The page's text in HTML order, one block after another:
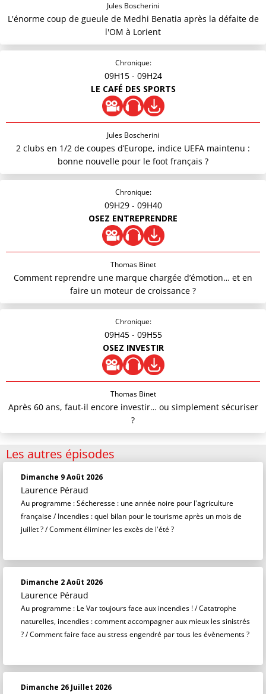
Jules Boscherini
L'énorme coup de gueule de Medhi Benatia après la défaite de
l'OM à Lorient
Chronique:
09H15 - 09H24
LE CAFÉ DES SPORTS
Jules Boscherini
2 clubs en 1/2 de coupes d’Europe, indice UEFA maintenu :
bonne nouvelle pour le foot français ?
Chronique:
09H29 - 09H40
OSEZ ENTREPRENDRE
Thomas Binet
Comment reprendre une marque chargée d’émotion… et en
faire un moteur de croissance ?
Chronique:
09H45 - 09H55
OSEZ INVESTIR
Thomas Binet
Après 60 ans, faut-il encore investir… ou simplement sécuriser
?
Les autres épisodes
Dimanche 9 Août 2026
Laurence Péraud
Au programme : Sécheresse : une année noire pour l'agriculture
française / Incendies : quel bilan pour le tourisme après un mois de
juillet ? / Comment éliminer les excès de l'été ?
Dimanche 2 Août 2026
Laurence Péraud
Au programme : Le Var toujours face aux incendies ! / Catatrophe
naturelles, incendies : comment accompagner aux mieux les sinistrés
? / Comment faire face au stress engendré par tous les évènements ?
Dimanche 26 Juillet 2026